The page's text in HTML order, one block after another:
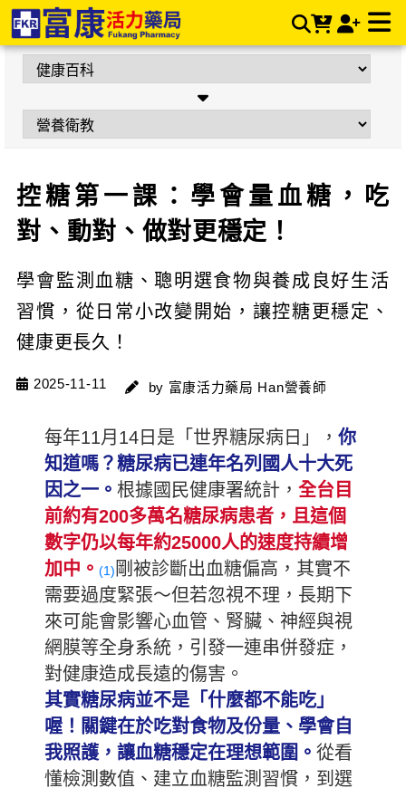
控糖第一課：學會量血糖，吃對、動對、做對更穩定！ | 富康活
力藥局購物商城
控糖第一課：學會量血糖，吃
對、動對、做對更穩定！
學會監測血糖、聰明選食物與養成良好生活
習慣，從日常小改變開始，讓控糖更穩定、
健康更長久！
2025-11-11 by 富康活力藥局 Han營養師
每年11月14日是「世界糖尿病日」， 你
知道嗎？糖尿病已連年名列國人十大死
因之一。 根據國民健康署統計， 全台目
前約有200多萬名糖尿病患者，且這個
數字仍以每年約25000人的速度持續增
加中。 (1) 剛被診斷出血糖偏高，其實不
需要過度緊張～但若忽視不理，長期下
來可能會影響心血管、腎臟、神經與視
網膜等全身系統，引發一連串併發症，
對健康造成長遠的傷害。
其實糖尿病並不是「什麼都不能吃」
喔！關鍵在於吃對食物及份量、學會自
我照護，讓血糖穩定在理想範圍。 從看
懂檢測數值、建立血糖監測習慣，到選